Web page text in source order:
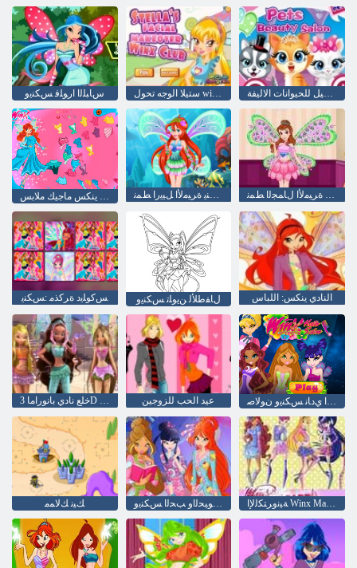
ﺱﺎﺒﻠﻟﺍ ﺍﺭﻮﻠﻓ ﺲﻜﻨﻳﻭ ستيلا الوجه تحول winx ناد صالون تجميل للحيوانات الاليفة
ﺲﻜﻨﻳ ﺓﺮﻴﻣﻷ ﺍ ﻞﻴﻳﺭﺍ ﻂﻤﻧ ﺲﻜﻨﻳ ﺓﺮﻴﻣﻷ ﺍ ﻝﺎﻤﺠﻟﺍ ﻂﻤﻧ
ﺲﻛﻮﻠﻳﺩ ﺓﺮﻛﺬﻣ :ﺲﻜﻨﻳ ﻝﺎﻔﻃﻸ ﻟ ﻦﻳﻮﻠﺗ ﺲﻜﻨﻳﻭ النادي ينكس: اللباس
خلع نادي بانوراما 3D لغز عيد الحب للزوجين ﺮﻌﺸﻟﺍ ﻱﺩﺎﻧ ﺲﻜﻨﻳﻭ ﻥﻮﻟﺎﺻ
ﻚﻴﻧ ﻚﻟﺎﻤﻣ ﺔﻔﻴﻟﻷ ﺍ ﺕﺎﻧﺍﻮﻴﺤﻟﺍﻭ ﺐﺤﻟﺍ ﺲﻜﻨﻳﻭ ﺔﻴﻧﻭﺮﺘﻜﻟﻹ ﺍ Winx Magic ﺔﻗﺎﻄﺑ